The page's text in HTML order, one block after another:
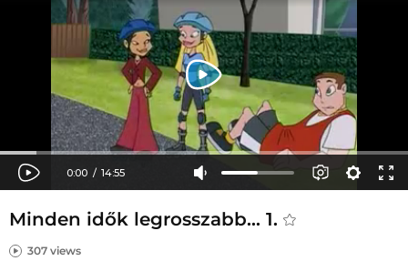
Minden idők legrosszabb... 1.
307 views